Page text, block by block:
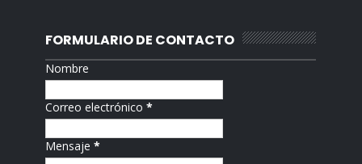
FORMULARIO DE CONTACTO
Nombre
Correo electrónico*
Mensaje*